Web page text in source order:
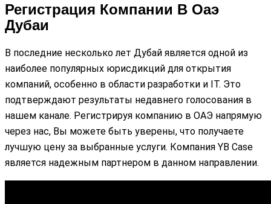
Регистрация Компании В Оаэ
Дубаи
В последние несколько лет Дубай является одной из
наиболее популярных юрисдикций для открытия
компаний, особенно в области разработки и IT. Это
подтверждают результаты недавнего голосования в
нашем канале. Регистрируя компанию в ОАЭ напрямую
через нас, Вы можете быть уверены, что получаете
лучшую цену за выбранные услуги. Компания YB Case
является надежным партнером в данном направлении.